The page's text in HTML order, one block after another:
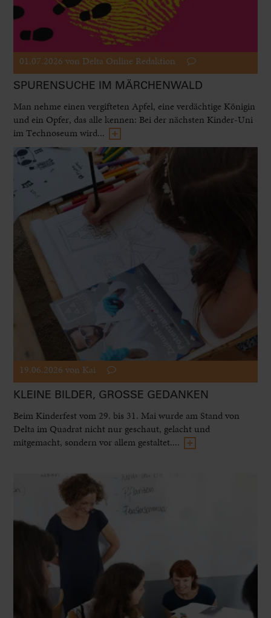
01.07.2026 von Delta Online Redaktion
SPURENSUCHE IM MÄRCHENWALD
Man nehme einen vergifteten Apfel, eine verdächtige Königin
und ein Opfer, das alle kennen: Bei der nächsten Kinder-Uni
im Technoseum wird...
19.06.2026 von Kai
KLEINE BILDER, GROSSE GEDANKEN
Beim Kinderfest vom 29. bis 31. Mai wurde am Stand von
Delta im Quadrat nicht nur geschaut, gelacht und
mitgemacht, sondern vor allem gestaltet....